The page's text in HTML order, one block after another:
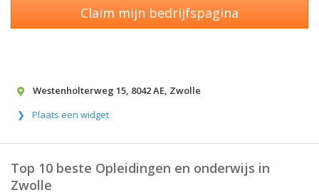
Claim mijn bedrijfspagina
Westenholterweg 15, 8042 AE, Zwolle
Plaats een widget
Top 10 beste Opleidingen en onderwijs in
Zwolle